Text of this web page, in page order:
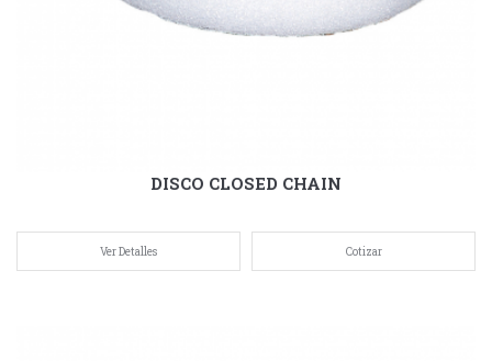
DISCO CLOSED CHAIN
Ver Detalles Cotizar